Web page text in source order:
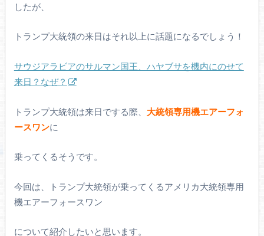
したが、
トランプ大統領の来日はそれ以上に話題になるでしょう！
サウジアラビアのサルマン国王、ハヤブサを機内にのせて
来日？なぜ？
トランプ大統領は来日でする際、 大統領専用機エアーフォ
ースワンに
乗ってくるそうです。
今回は、トランプ大統領が乗ってくるアメリカ大統領専用
機エアーフォースワン
について紹介したいと思います。